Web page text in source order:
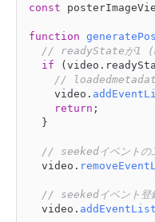
const
function
// readyStateが1
if (video.
// loadedmetadata
		video.
return ;
// seekedイベントの
	video.
// seekedイベント登
	video.